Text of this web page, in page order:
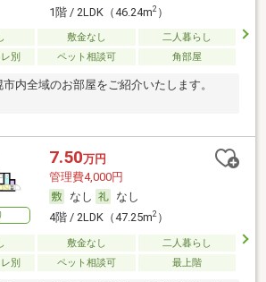
1階 / 2LDK（46.24m2）
敷金なし
二人暮らし
別
ペット相談可 角部屋
内全域のお部屋をご紹介いたします。
7.50万円
管理費4,000円
なし
なし
4階 / 2LDK（47.25m2）
敷金なし
二人暮らし
別
ペット相談可 最上階